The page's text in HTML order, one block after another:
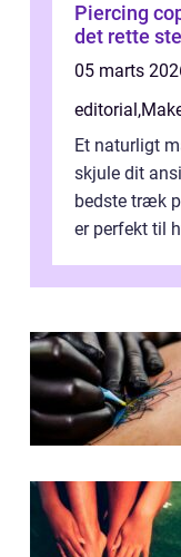
Piercing
det rette
05 marts
editorial,
Et naturligt
skjule dit
bedste træk
er perfekt til